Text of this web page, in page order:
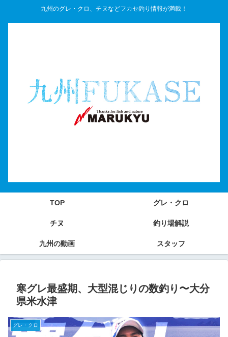
九州のグレ・クロ、チヌなどフカセ釣り情報が満載！
TOP グレ・クロ
チヌ 釣り場解説
九州の動画 スタッフ
寒グレ最盛期、大型混じりの数釣り〜大分
県米水津
グレ・クロ